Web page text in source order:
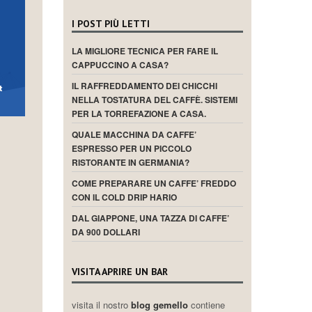
I POST PIÙ LETTI
LA MIGLIORE TECNICA PER FARE IL
CAPPUCCINO A CASA?
IL RAFFREDDAMENTO DEI CHICCHI
NELLA TOSTATURA DEL CAFFÈ. SISTEMI
PER LA TORREFAZIONE A CASA.
QUALE MACCHINA DA CAFFE’
ESPRESSO PER UN PICCOLO
RISTORANTE IN GERMANIA?
COME PREPARARE UN CAFFE’ FREDDO
CON IL COLD DRIP HARIO
DAL GIAPPONE, UNA TAZZA DI CAFFE’
DA 900 DOLLARI
VISITA APRIRE UN BAR
visita il nostro blog gemello contiene